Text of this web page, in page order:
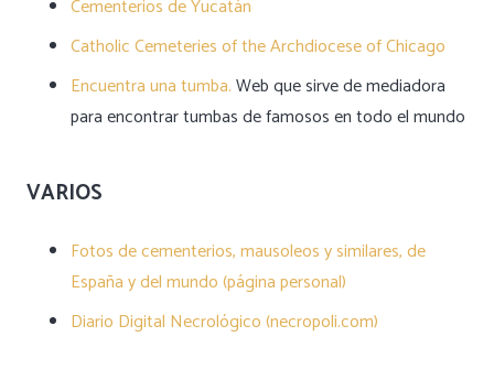
Cementerios de Yucatán
Catholic Cemeteries of the Archdiocese of Chicago
Encuentra una tumba.Web que sirve de mediadora
para encontrar tumbas de famosos en todo el mundo
VARIOS
Fotos de cementerios, mausoleos y similares, de
España y del mundo (página personal)
Diario Digital Necrológico (necropoli.com)